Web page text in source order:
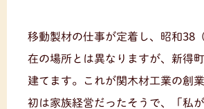
移動製材の仕事が定着し、昭和38
在の場所とは異なりますが、新得
建てます。これが関木材工業の創
初は家族経営だったそうで、「私